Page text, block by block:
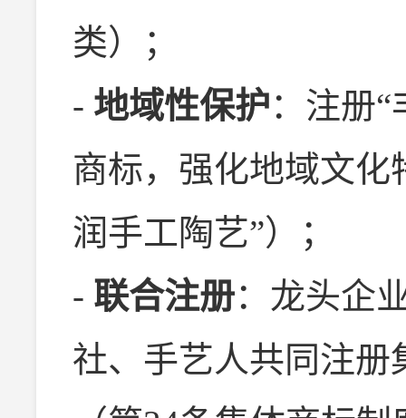
类）；
- 地域性保护：注册
商标，强化地域文化
润手工陶艺”）；
- 联合注册：龙头企
社、手艺人共同注册